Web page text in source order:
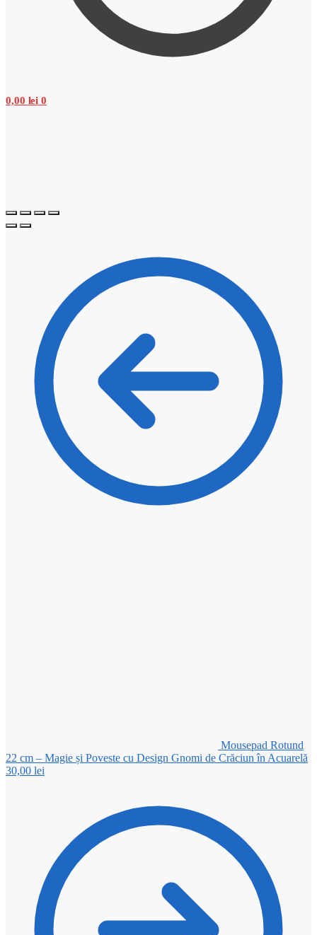
0,00 lei 0
Mousepad Rotund
22 cm – Magie și Poveste cu Design Gnomi de Crăciun în Acuarelă
30,00 lei